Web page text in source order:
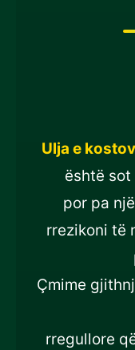
Ulja e
është
por pa
rrezikoni të
Çmime
rregullore